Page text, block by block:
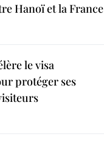
Hanoï et la France
le visa
protéger ses